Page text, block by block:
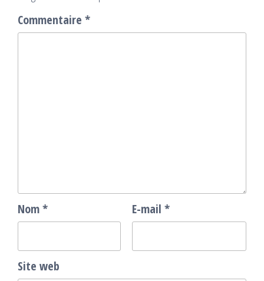
Commentaire *
Nom* E-mail *
Site web